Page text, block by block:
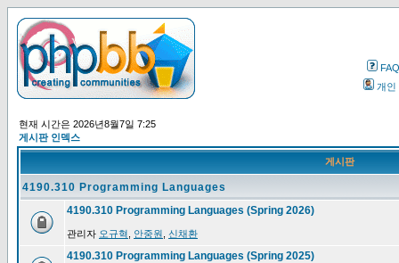
FAQ
개인
현재 시간은 2026년8월7일 7:25
게시판 인덱스
게시판
4190.310 Programming Languages
4190.310 Programming Languages (Spring 2026)
관리자 오규혁 안중원 신채환
4190.310 Programming Languages (Spring 2025)